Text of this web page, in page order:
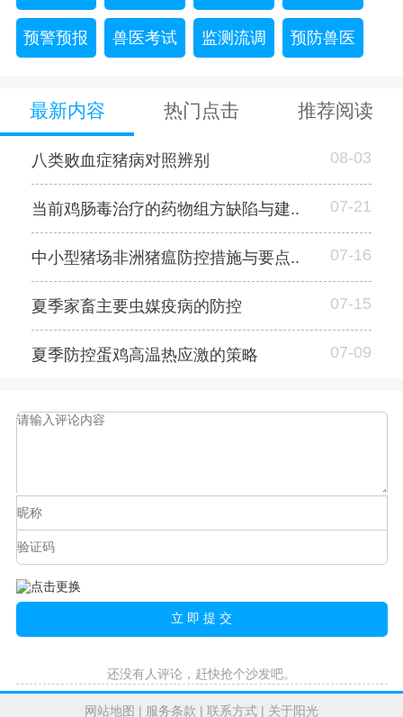
预警预报 兽医考试 监测流调 预防兽医
最新内容 热门点击 推荐阅读
八类败血症猪病对照辨别 08-03
当前鸡肠毒治疗的药物组方缺陷与建.. 07-21
中小型猪场非洲猪瘟防控措施与要点.. 07-16
夏季家畜主要虫媒疫病的防控 07-15
夏季防控蛋鸡高温热应激的策略 07-09
还没有人评论，赶快抢个沙发吧。
网站地图 | 服务条款 | 联系方式 | 关于阳光